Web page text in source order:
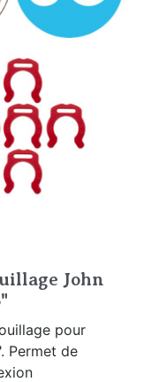
John
pour
Permet de